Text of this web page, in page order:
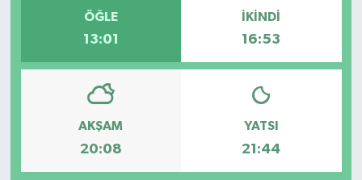
ÖĞLE
13:01
İKINDI
16:53
AKŞAM
20:08
YATSI
21:44